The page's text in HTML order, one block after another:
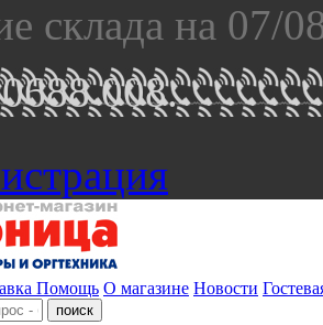
склада на 07/
008.
Помощь О магазине Новости